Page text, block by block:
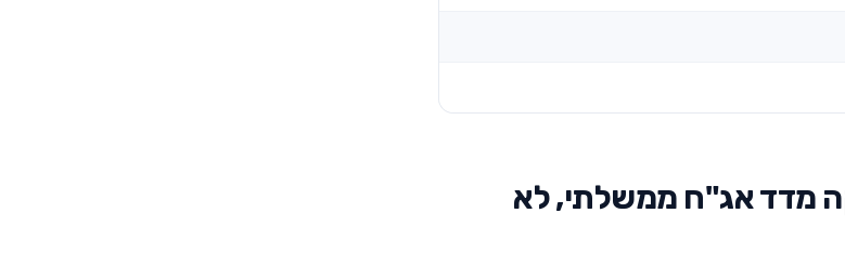
מדד אג"ח ממשלתי, לא